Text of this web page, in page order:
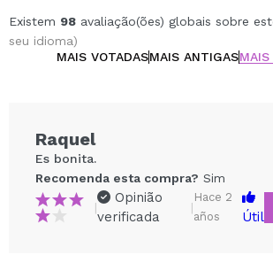
Existem 98 avaliação(ões) globais sobre
seu idioma)
MAIS VOTADASMAIS ANTIGASMAIS
Raquel
Es bonita.
Recomenda esta compra? Sim
|
Opinião
verificada
|
Hace 2
años
Útil